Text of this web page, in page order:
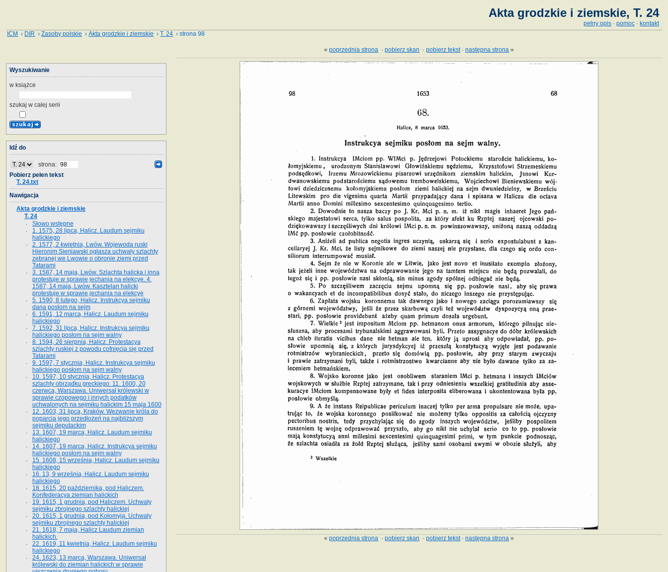
Akta grodzkie i ziemskie, T. 24
pełny opis · pomoc · kontakt
ICM › DIR ›Zasoby polskie ›Akta grodzkie i ziemskie ›T. 24 › strona 98
«poprzednia strona ·pobierz skan ·pobierz tekst·następna strona »
«poprzednia strona ·pobierz skan ·pobierz tekst·następna strona »
Wyszukiwanie
w książce
szukaj w całej serii
Idź do
strona:
Pobierz pełen tekst
T. 24.txt
Nawigacja
Akta grodzkie i ziemskie
T. 24
Słowo wstępne
1. 1575, 28 lipca, Halicz. Laudum sejmiku
halickiego
2. 1577, 2 kwietnia, Lwów. Wojewoda ruski
Hieronim Sieniawski ogłasza uchwały szlachty
zebranej we Lwowie o obronie ziemi przed
Tatarami
3. 1587, 14 maja, Lwów. Szlachta halicka i inna
protestuje w sprawie jechania na elekcyę. 4.
1587, 14 maja, Lwów. Kasztelan halicki
protestuje w sprawie jechania na elekcyę
5. 1590, 8 lutego, Halicz. Instrukcya sejmiku
dana posłom na sejm
6. 1591, 12 marca, Halicz. Laudum sejmiku
halickiego
7. 1592, 31 lipca, Halicz. Instrukcya sejmiku
halickiego posłom na sejm walny
8. 1594, 26 sierpnia, Halicz. Protestacya
szlachty ruskiej z powodu cofnięcia się przed
Tatarami
9. 1597, 7 stycznia, Halicz. Instrukcya sejmiku
halickiego posłom na sejm walny
10. 1597, 10 stycznia, Halicz. Protestacya
szlachty obrządku greckiego. 11. 1600, 20
czerwca, Warszawa. Uniwersał królewski w
sprawie czopowego i innych podatków
uchwalonych na sejmiku halickim 15 maja 1600
12. 1603, 31 lipca, Kraków. Wezwanie króla do
poparcia jego przedłożeń na najbliższym
sejmiku deputackim
13. 1607, 19 marca, Halicz. Laudum sejmiku
halickiego
14. 1607, 19 marca, Halicz. Instrukcya sejmiku
halickiego posłom na sejm walny
15. 1608, 15 września, Halicz. Laudum sejmiku
halickiego
16. 13, 9 września, Halicz. Laudum sejmiku
halickiego
18. 1615, 20 października, pod Haliczem.
Konfederacya ziemian halickich
19. 1615, 1 grudnia, pod Haliczem. Uchwały
sejmiku zbrojnego szlachty halickiej
20. 1615, 1 grudnia, pod Kołomyją. Uchwały
sejmiku zbrojnego szlachty halickiej
21. 1618, 7 maja, Halicz Laudum ziemian
halickich.
22. 1619, 11 kwietnia, Halicz. Laudum sejmiku
halickiego
24. 1623, 13 marca, Warszawa. Uniwersał
królewski do ziemian halickich w sprawie